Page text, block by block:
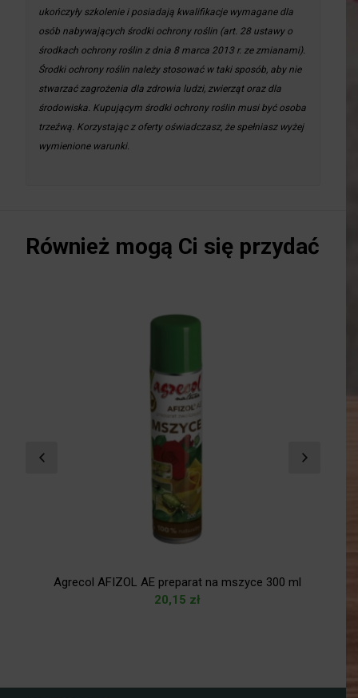
ukończyły szkolenie i posiadają kwalifikacje wymagane dla
osób nabywających środki ochrony roślin (art. 28 ustawy o
środkach ochrony roślin z dnia 8 marca 2013 r. ze zmianami).
Środki ochrony roślin należy stosować w taki sposób, aby nie
stwarzać zagrożenia dla zdrowia ludzi, zwierząt oraz dla
środowiska. Kupującym środki ochrony roślin musi być osoba
trzeźwą. Korzystając z oferty oświadczasz, że spełniasz wyżej
wymienione warunki.
Również mogą Ci się przydać
Agrecol AFIZOL AE preparat na mszyce 300 ml
20,15 zł